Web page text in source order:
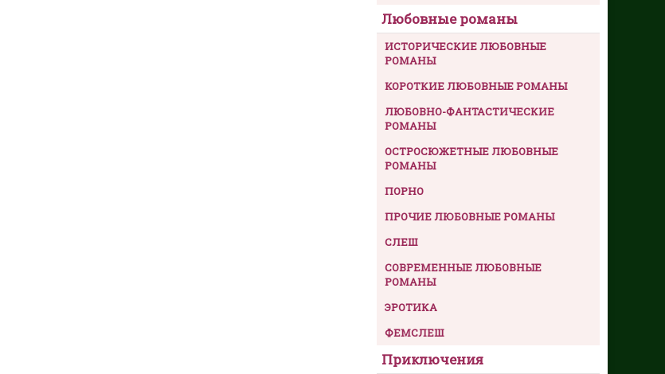
Любовные романы
ИСТОРИЧЕСКИЕ ЛЮБОВНЫЕ
РОМАНЫ
КОРОТКИЕ ЛЮБОВНЫЕ РОМАНЫ
ЛЮБОВНО-ФАНТАСТИЧЕСКИЕ
РОМАНЫ
ОСТРОСЮЖЕТНЫЕ ЛЮБОВНЫЕ
РОМАНЫ
ПОРНО
ПРОЧИЕ ЛЮБОВНЫЕ РОМАНЫ
СЛЕШ
СОВРЕМЕННЫЕ ЛЮБОВНЫЕ
РОМАНЫ
ЭРОТИКА
ФЕМСЛЕШ
Приключения